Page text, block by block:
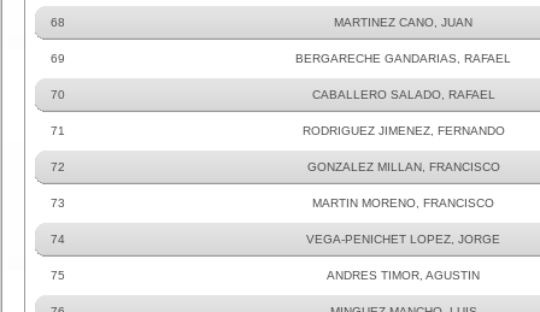
68 MARTINEZ CANO, JUAN
69 BERGARECHE GANDARIAS, RAFAEL
70 CABALLERO SALADO, RAFAEL
71 RODRIGUEZ JIMENEZ, FERNANDO
72 GONZALEZ MILLAN, FRANCISCO
73 MARTIN MORENO, FRANCISCO
74 VEGA-PENICHET LOPEZ, JORGE
75 ANDRES TIMOR, AGUSTIN